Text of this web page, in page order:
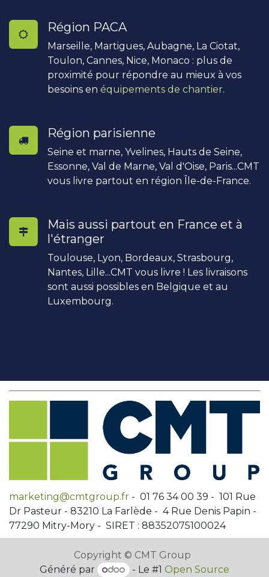
Région PACA
Marseille, Martigues, Aubagne, La Ciotat,
Toulon, Cannes, Nice, Monaco : plus de
proximité pour répondre au mieux à vos
besoins en équipements de chantier.
Région parisienne
Seine et marne, Yvelines, Hauts de Seine,
Essonne, Val de Marne, Val d'Oise, Paris...CMT
vous livre partout en région Île-de-France.
Mais aussi partout en France et à
l'étranger
Toulouse, Lyon, Bordeaux, Strasbourg,
Nantes, Lille...CMT vous livre ! Les livraisons
sont aussi possibles en Belgique et au
Luxembourg.
marketing@cmtgroup.fr - 01 76 34 00 39 - 101 Rue
Dr Pasteur - 83210 La Farlède - 4 Rue Denis Papin -
77290 Mitry-Mory - SIRET : 88352075100024
Copyright © CMT Group
Généré par
- Le #1Open Source